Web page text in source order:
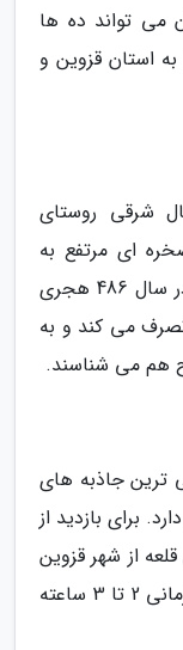
می تواند ده ها
به استان قزوین و
شرقی روستای
ای مرتفع به
ارتفاع 2163 متری است. گفته می شود در سال 486 هجری
می کند و به
هم می شناسند.
ترین جاذبه های
برای بازدید از
از شهر قزوین
حدود 108 کیلومتر فاصله دارد که معادل زمانی 2 تا 3 ساعته